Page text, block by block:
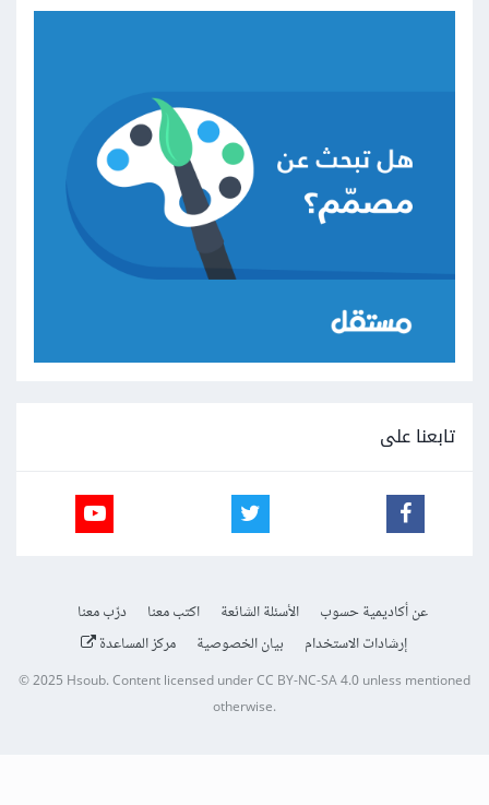
تابعنا على
عن أكاديمية حسوب الأسئلة الشائعة اكتب معنا
درّب معنا
إرشادات الاستخدام
بيان الخصوصية مركز المساعدة
© 2025 Hsoub.Content licensed underCC BY-NC-SA 4.0unless mentioned
otherwise.